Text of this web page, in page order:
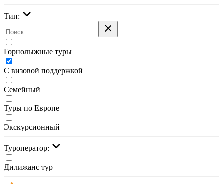
Тип:
Горнолыжные туры
С визовой поддержкой
Семейный
Туры по Европе
Экскурсионный
Туроператор:
Дилижанс тур